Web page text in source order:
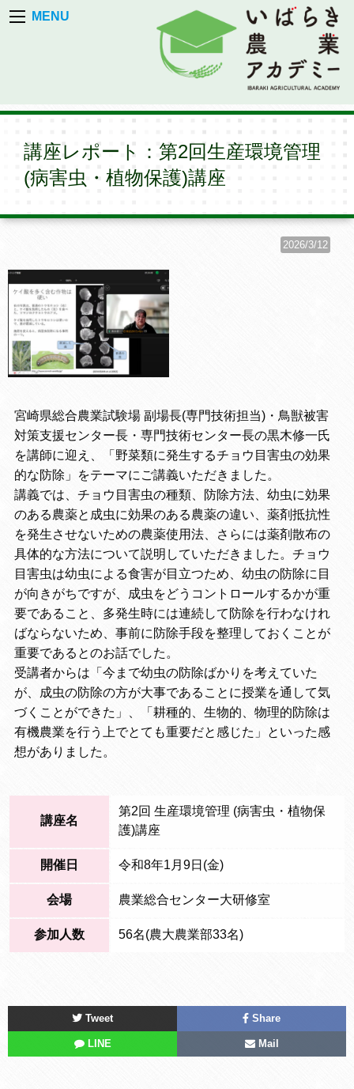
MENU
講座レポート：第2回生産環境管理
(病害虫・植物保護)講座
2026/3/12
宮崎県総合農業試験場 副場長(専門技術担当)・鳥獣被害
対策支援センター長・専門技術センター長の黒木修一氏
を講師に迎え、「野菜類に発生するチョウ目害虫の効果
的な防除」をテーマにご講義いただきました。
講義では、チョウ目害虫の種類、防除方法、幼虫に効果
のある農薬と成虫に効果のある農薬の違い、薬剤抵抗性
を発生させないための農薬使用法、さらには薬剤散布の
具体的な方法について説明していただきました。チョウ
目害虫は幼虫による食害が目立つため、幼虫の防除に目
が向きがちですが、成虫をどうコントロールするかが重
要であること、多発生時には連続して防除を行わなけれ
ばならないため、事前に防除手段を整理しておくことが
重要であるとのお話でした。
受講者からは「今まで幼虫の防除ばかりを考えていた
が、成虫の防除の方が大事であることに授業を通して気
づくことができた」、「耕種的、生物的、物理的防除は
有機農業を行う上でとても重要だと感じた」といった感
想がありました。
講座名
第2回 生産環境管理 (病害虫・植物保
護)講座
開催日 令和8年1月9日(金)
会場 農業総合センター大研修室
参加人数 56名(農大農業部33名)
Tweet Share
LINE Mail